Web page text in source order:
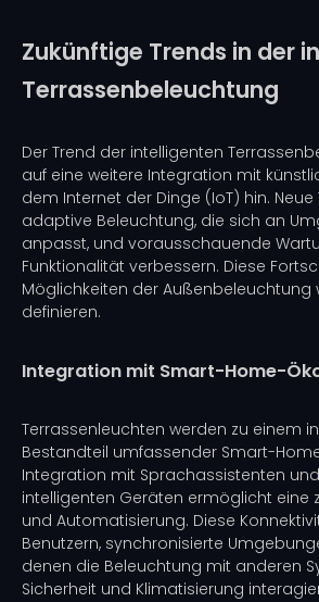
Zukünftige Trends in der
Terrassenbeleuchtung
Der Trend der intelligenten
auf eine weitere Integration mit
dem Internet der Dinge (IoT) hin.
adaptive Beleuchtung, die sich an
anpasst, und vorausschauende
Funktionalität verbessern. Diese
Möglichkeiten der Außenbeleuchtung
definieren.
Integration mit Smart-Home-
Terrassenleuchten werden zu einem
Bestandteil umfassender Smart-
Integration mit Sprachassistenten
intelligenten Geräten ermöglicht eine
und Automatisierung. Diese
Benutzern, synchronisierte
denen die Beleuchtung mit anderen
Sicherheit und Klimatisierung